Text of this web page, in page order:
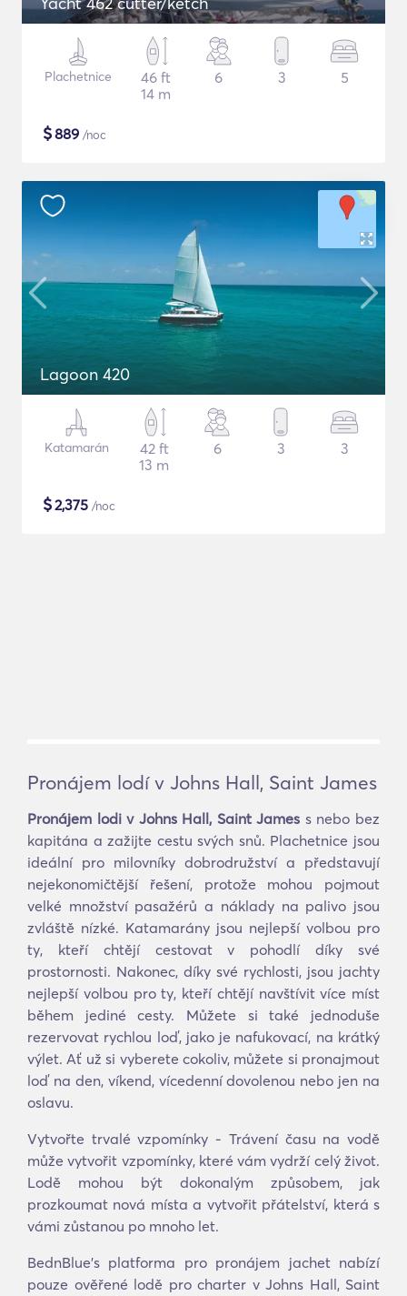
Plachetnice
46 ft
14 m
6 3 5
$889 /noc
Lagoon 420
Katamarán
42 ft
13 m
6 3 3
$2,375 /noc
Pronájem lodí v Johns Hall, Saint James
Pronájem lodi v Johns Hall, Saint James s nebo bez
kapitána a zažijte cestu svých snů. Plachetnice jsou
ideální pro milovníky dobrodružství a představují
nejekonomičtější řešení, protože mohou pojmout
velké množství pasažérů a náklady na palivo jsou
zvláště nízké. Katamarány jsou nejlepší volbou pro
ty, kteří chtějí cestovat v pohodlí díky své
prostornosti. Nakonec, díky své rychlosti, jsou jachty
nejlepší volbou pro ty, kteří chtějí navštívit více míst
během jediné cesty. Můžete si také jednoduše
rezervovat rychlou loď, jako je nafukovací, na krátký
výlet. Ať už si vyberete cokoliv, můžete si pronajmout
loď na den, víkend, vícedenní dovolenou nebo jen na
oslavu.
Vytvořte trvalé vzpomínky - Trávení času na vodě
může vytvořit vzpomínky, které vám vydrží celý život.
Lodě mohou být dokonalým způsobem, jak
prozkoumat nová místa a vytvořit přátelství, která s
vámi zůstanou po mnoho let.
BednBlue's platforma pro pronájem jachet nabízí
pouze ověřené lodě pro charter v Johns Hall, Saint